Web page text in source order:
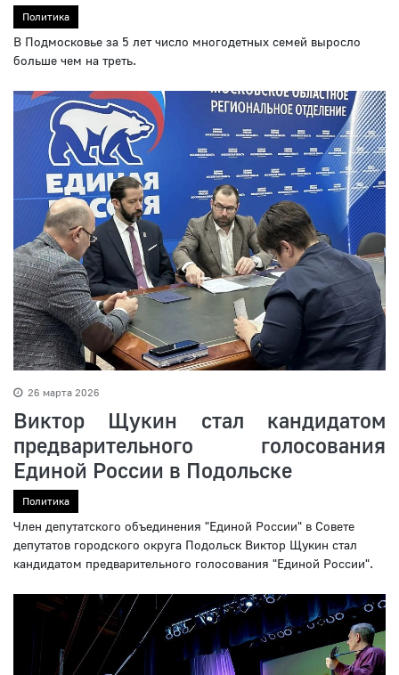
Политика
В Подмосковье за 5 лет число многодетных семей выросло
больше чем на треть.
26 марта 2026
Виктор Щукин стал кандидатом
предварительного голосования
Единой России в Подольске
Политика
Член депутатского объединения "Единой России" в Совете
депутатов городского округа Подольск Виктор Щукин стал
кандидатом предварительного голосования "Единой России".